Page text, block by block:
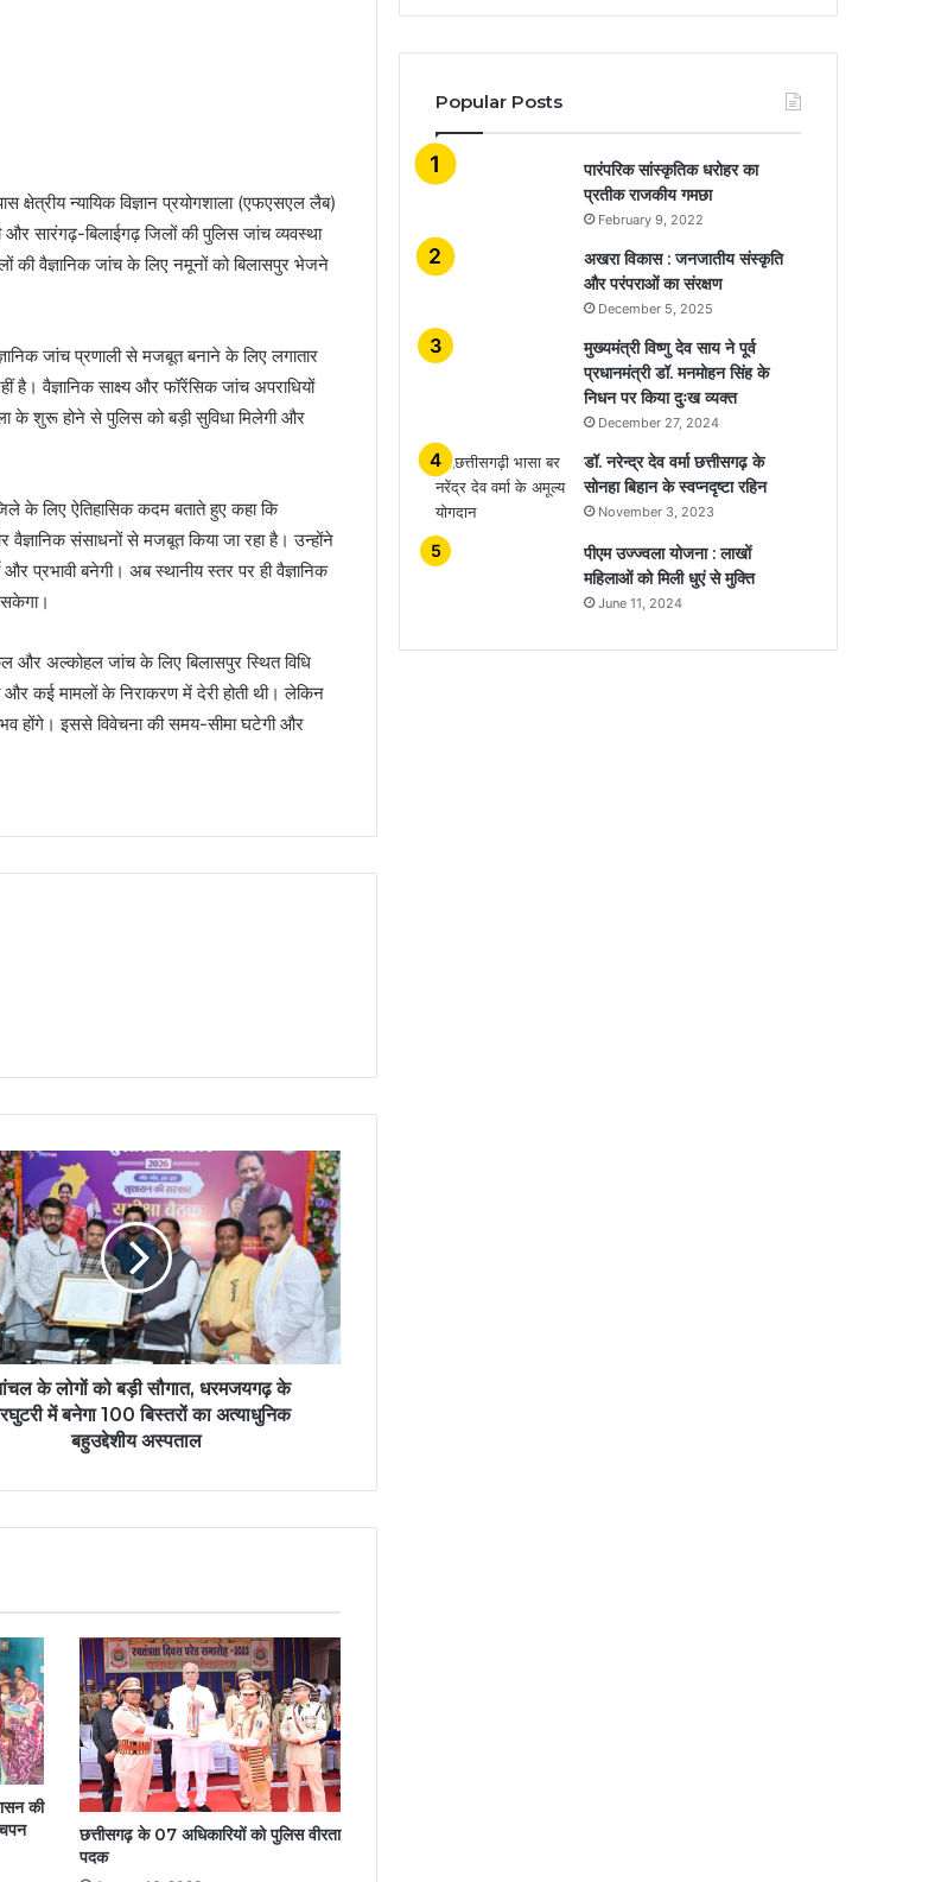
न्यायिक विज्ञान प्रयोगशाला (एफएसएल लैब)
सारंगढ़-बिलाईगढ़ जिलों की पुलिस जांच व्यवस्था
की वैज्ञानिक जांच के लिए नमूनों को बिलासपुर भेजने
जांच प्रणाली से मजबूत बनाने के लिए लगातार
वैज्ञानिक साक्ष्य और फॉरेंसिक जांच अपराधियों
के शुरू होने से पुलिस को बड़ी सुविधा मिलेगी और
के लिए ऐतिहासिक कदम बताते हुए कहा कि
संसाधनों से मजबूत किया जा रहा है। उन्होंने
प्रभावी बनेगी। अब स्थानीय स्तर पर ही वैज्ञानिक
सकेगा।
और अल्कोहल जांच के लिए बिलासपुर स्थित विधि
और कई मामलों के निराकरण में देरी होती थी। लेकिन
होंगे। इससे विवेचना की समय-सीमा घटेगी और
के लोगों को बड़ी सौगात, धरमजयगढ़ के
में बनेगा 100 बिस्तरों का अत्याधुनिक
बहुउद्देशीय अस्पताल
की
छत्तीसगढ़ के 07 अधिकारियों को पुलिस वीरता
पदक
Popular Posts
​​​​​​​पारंपरिक सांस्कृतिक धरोहर का
प्रतीक राजकीय गमछा
February 9, 2022
अखरा विकास : जनजातीय संस्कृति
और परंपराओं का संरक्षण
December 5, 2025
मुख्यमंत्री विष्णु देव साय ने पूर्व
प्रधानमंत्री डॉ. मनमोहन सिंह के
निधन पर किया दुःख व्यक्त
December 27, 2024
डॉ. नरेन्द्र देव वर्मा छत्तीसगढ़ के
सोनहा बिहान के स्वप्नदृष्टा रहिन
November 3, 2023
पीएम उज्ज्वला योजना : लाखों
महिलाओं को मिली धुएं से मुक्ति
June 11, 2024